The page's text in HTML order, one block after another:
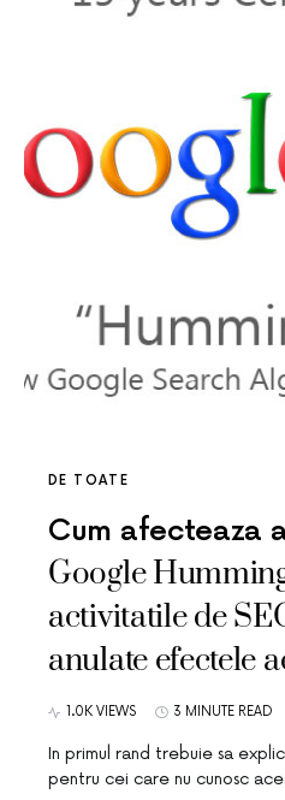
DE TOATE
Cum afecteaza
Google
activitatile de
anulate efectele
1.0K VIEWS 3 MINUTE READ
In primul rand trebuie sa
pentru cei care nu cunosc